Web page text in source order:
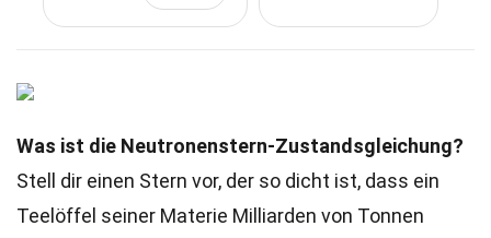
Was ist die Neutronenstern-Zustandsgleichung?
Stell dir einen Stern vor, der so dicht ist, dass ein
Teelöffel seiner Materie Milliarden von Tonnen